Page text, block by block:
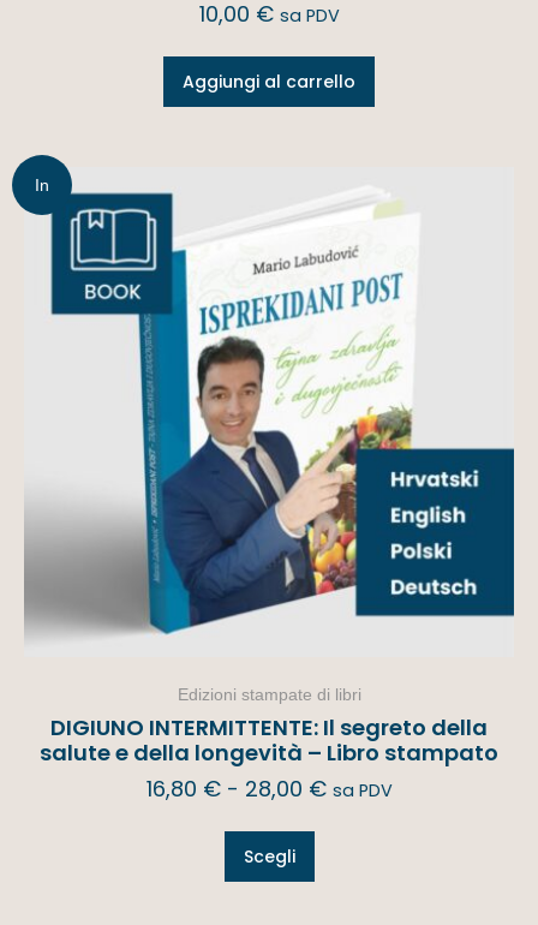
10,00 € sa PDV
Aggiungi al carrello
In
Edizioni stampate di libri
DIGIUNO INTERMITTENTE: Il segreto della
salute e della longevità – Libro stampato
16,80 € - 28,00 € sa PDV
Scegli